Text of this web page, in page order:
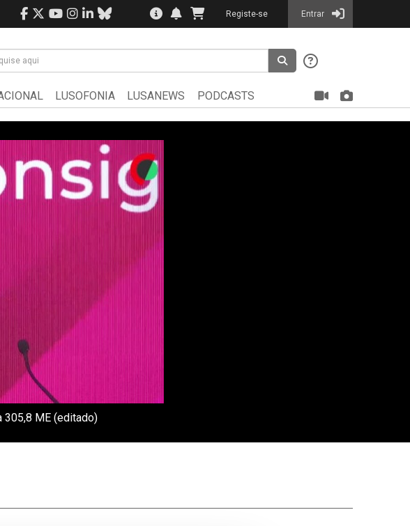
Registe-se Entrar
LUSOFONIA LUSANEWS PODCASTS
305,8 ME (editado)